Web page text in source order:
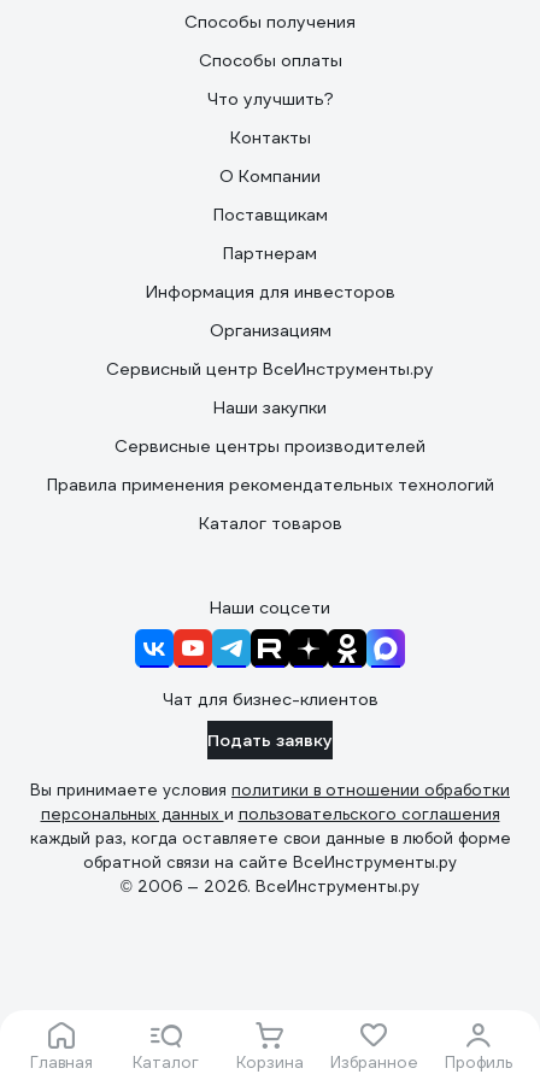
Главная Каталог Корзина Избранное Профиль
Способы получения
Способы оплаты
Что улучшить?
Контакты
О Компании
Поставщикам
Партнерам
Информация для инвесторов
Организациям
Сервисный центр ВсеИнструменты.ру
Наши закупки
Сервисные центры производителей
Правила применения рекомендательных технологий
Каталог товаров
Наши соцсети
Чат для бизнес-клиентов
Подать заявку
Вы принимаете условия политики в отношении обработки
персональных данных и пользовательского соглашения
каждый раз, когда оставляете свои данные в любой форме
обратной связи на сайте ВсеИнструменты.ру
© 2006 — 2026. ВсеИнструменты.ру